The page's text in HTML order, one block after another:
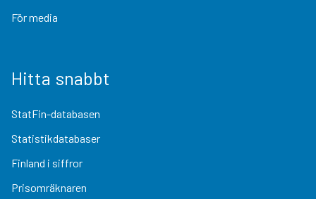
För media
Hitta snabbt
StatFin-databasen
Statistikdatabaser
Finland i siffror
Prisomräknaren